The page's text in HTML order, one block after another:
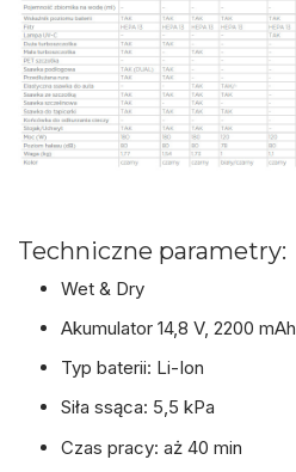
Techniczne parametry:
Wet & Dry
Akumulator 14,8 V, 2200 mAh
Typ baterii: Li-Ion
Siła ssąca: 5,5 kPa
Czas pracy: aż 40 min